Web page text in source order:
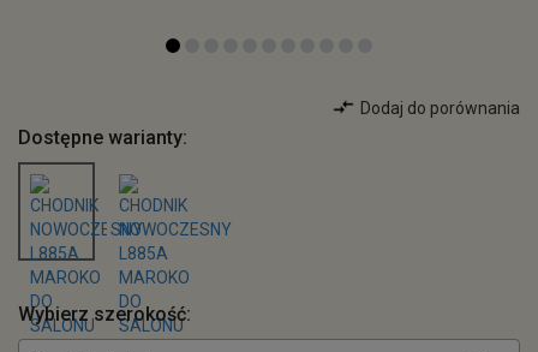
Dodaj do porównania
Dostępne warianty:
Wybierz szerokość: